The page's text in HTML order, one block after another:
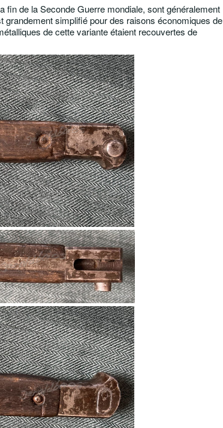
fin de la Seconde Guerre mondiale, sont généralement
grandement simplifiépour des raisons économiques de
de cette variante étaient recouvertes de